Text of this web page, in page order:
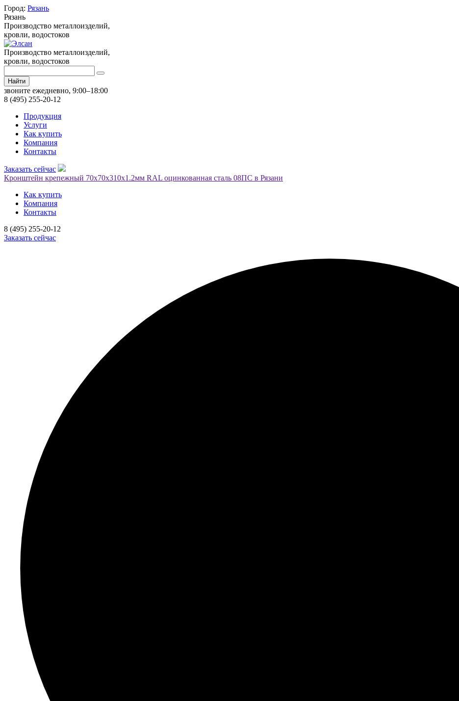
Город: Рязань
Рязань
Производство металлоизделий,
кровли, водостоков
Производство металлоизделий,
кровли, водостоков
Найти
звоните ежедневно, 9:00–18:00
8 (495) 255-20-12
Продукция
Услуги
Как купить
Компания
Контакты
Заказать сейчас
Кронштейн крепежный 70х70х310х1.2мм RAL оцинкованная сталь 08ПС в Рязани
Как купить
Компания
Контакты
8 (495) 255-20-12
Заказать сейчас